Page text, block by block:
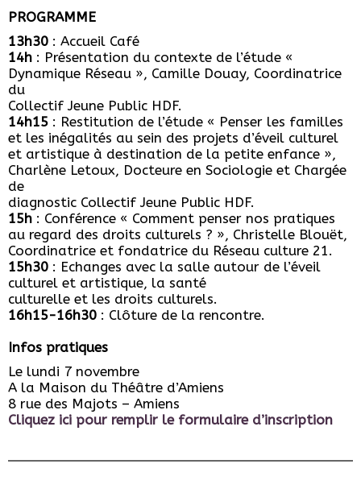
PROGRAMME
13h30 : Accueil Café
14h : Présentation du contexte de l’étude «
Dynamique Réseau », Camille Douay, Coordinatrice
du
Collectif Jeune Public HDF.
14h15 : Restitution de l’étude « Penser les familles
et les inégalités au sein des projets d’éveil culturel
et artistique à destination de la petite enfance »,
Charlène Letoux, Docteure en Sociologie et Chargée
de
diagnostic Collectif Jeune Public HDF.
15h : Conférence « Comment penser nos pratiques
au regard des droits culturels ? », Christelle Blouët,
Coordinatrice et fondatrice du Réseau culture 21.
15h30 : Echanges avec la salle autour de l’éveil
culturel et artistique, la santé
culturelle et les droits culturels.
16h15-16h30 : Clôture de la rencontre.
Infos pratiques
Le lundi 7 novembre
A la Maison du Théâtre d’Amiens
8 rue des Majots – Amiens
Cliquez ici pour remplir le formulaire d’inscription